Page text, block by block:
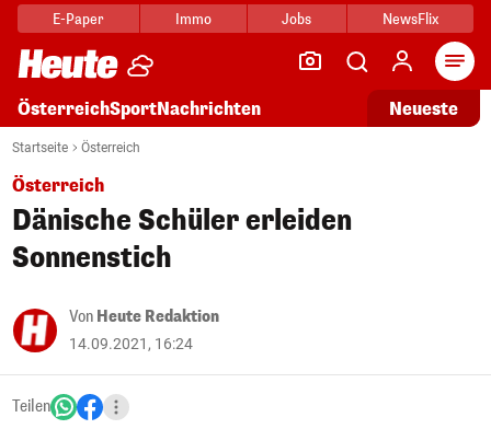
E-Paper Immo Jobs NewsFlix
ÖsterreichSportNachrichten Neueste
Startseite Österreich
Österreich
Dänische Schüler erleiden
Sonnenstich
Von Heute Redaktion
14.09.2021, 16:24
Teilen